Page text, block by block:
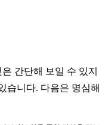
간단해 보일 수 있지
습니다. 다음은 명심해